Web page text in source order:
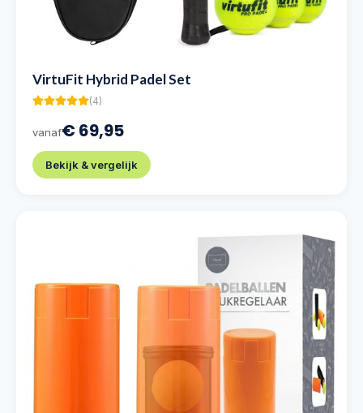
VirtuFit Hybrid Padel Set
(4)
vanaf€ 69,95
Bekijk & vergelijk